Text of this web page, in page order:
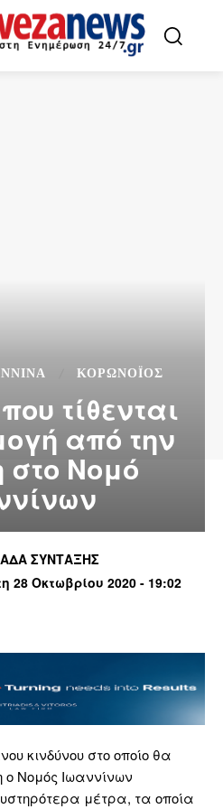
ΚΟΡΩΝΟΪΌΣ
τίθενται
από την
στο Νομό
ΣΥΝΤΑΞΗΣ
28 Οκτωβρίου 2020 - 19:02
κινδύνου στο οποίο θα
Νομός Ιωαννίνων
μέτρα, τα οποία